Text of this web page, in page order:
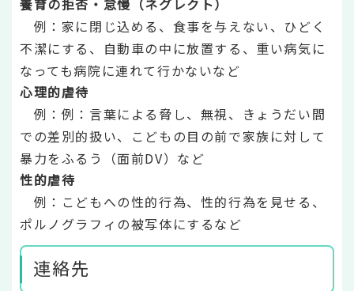
例：家に閉じ込める、食事を与えない、ひどく
不潔にする、自動車の中に放置する、重い病気に
なっても病院に連れて行かないなど
心理的虐待
例：例：言葉による脅し、無視、きょうだい間
での差別的扱い、こどもの目の前で家族に対して
暴力をふるう（面前DV）など
性的虐待
例：こどもへの性的行為、性的行為を見せる、
ポルノグラフィの被写体にするなど
連絡先